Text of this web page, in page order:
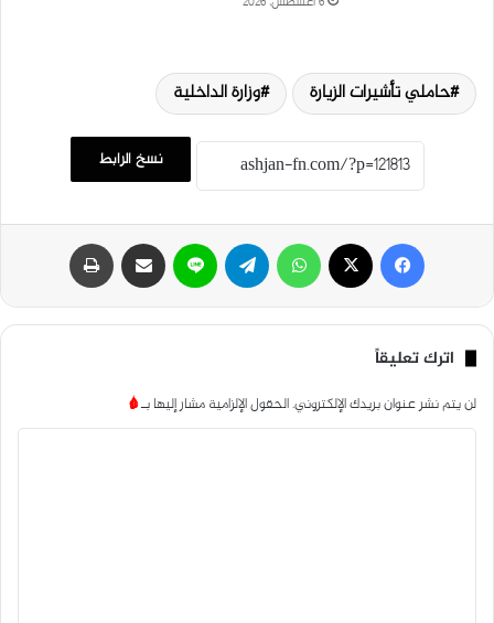
حاملي تأشيرات الزيارة وزارة الداخلية
نسخ الرابط
اترك تعليقاً
لن يتم نشر عنوان بريدك الإلكتروني.الحقول الإلزامية مشار إليها بـ*